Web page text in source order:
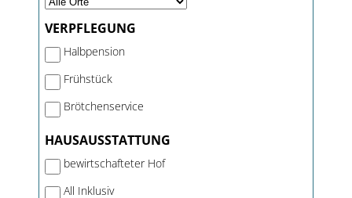
VERPFLEGUNG
Halbpension
Frühstück
Brötchenservice
HAUSAUSSTATTUNG
bewirtschafteter Hof
All Inklusiv